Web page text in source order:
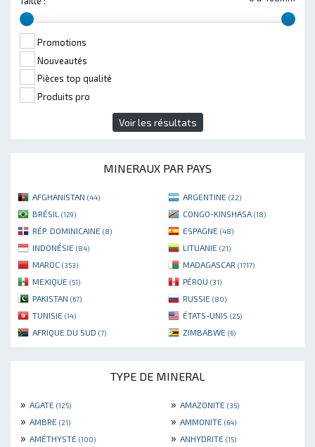
Promotions
Nouveautés
Pièces top qualité
Produits pro
Voir les résultats
MINERAUX PAR PAYS
AFGHANISTAN (44) ARGENTINE (22)
BRÉSIL (129) CONGO-KINSHASA (18)
RÉP. DOMINICAINE (8) ESPAGNE (48)
INDONÉSIE (84) LITUANIE (21)
MAROC (353) MADAGASCAR (1717)
MEXIQUE (51) PÉROU (31)
PAKISTAN (67) RUSSIE (80)
TUNISIE (14) ÉTATS-UNIS (25)
AFRIQUE DU SUD (7) ZIMBABWE (6)
TYPE DE MINERAL
» AGATE (125) » AMAZONITE (35)
» AMBRE (21) » AMMONITE (64)
» AMÉTHYSTE (100) » ANHYDRITE (15)